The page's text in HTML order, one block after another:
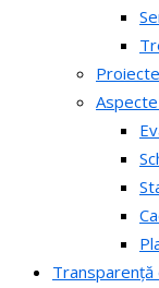
Transparență